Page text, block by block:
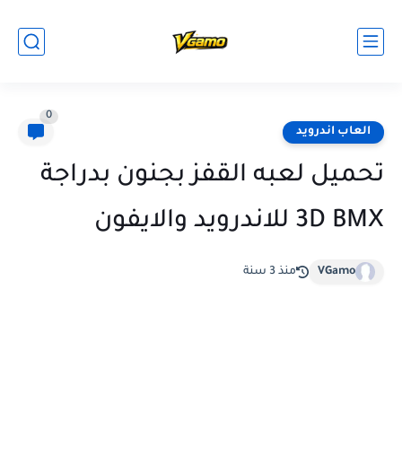
العاب اندرويد
0
تحميل لعبه القفز بجنون بدراجة
BMX‏ 3D للاندرويد والايفون
VGamo منذ 3 سنة